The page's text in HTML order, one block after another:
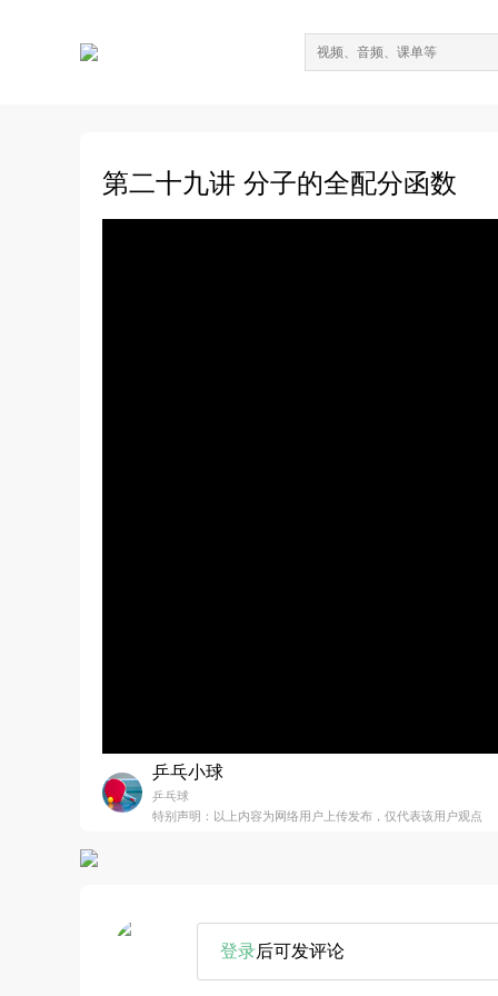
第二十九讲 分子的全配分函数
乒乓小球
乒乓球
特别声明：以上内容为网络用户上传发布，仅代表该用户观点
登录后可发评论